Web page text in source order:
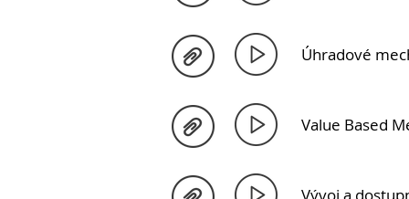
Úhradové
Value Based